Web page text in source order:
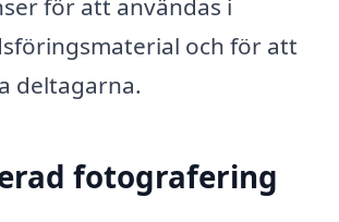
för att användas i
och för att
deltagarna.
fotografering